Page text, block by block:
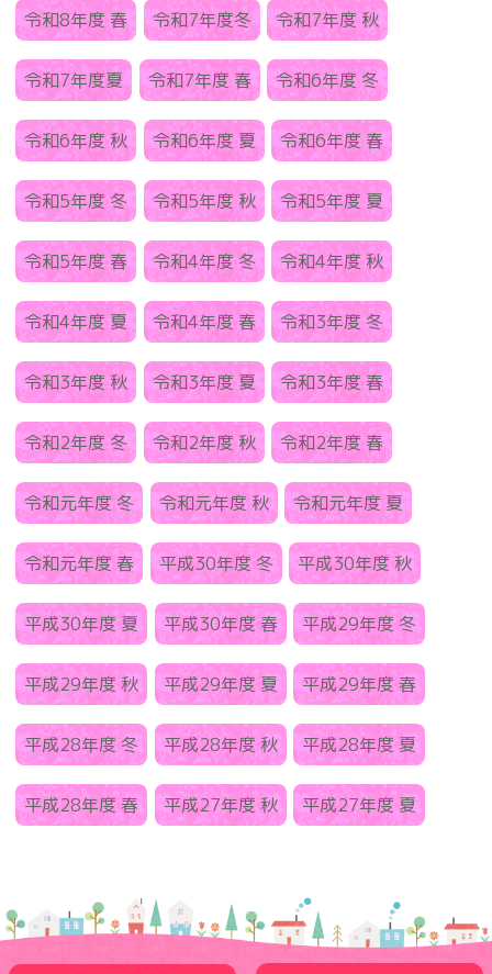
令和8年度 春 令和7年度冬 令和7年度 秋
令和7年度夏 令和7年度 春 令和6年度 冬
令和6年度 秋 令和6年度 夏 令和6年度 春
令和5年度 冬 令和5年度 秋 令和5年度 夏
令和5年度 春 令和4年度 冬 令和4年度 秋
令和4年度 夏 令和4年度 春 令和3年度 冬
令和3年度 秋 令和3年度 夏 令和3年度 春
令和2年度 冬 令和2年度 秋 令和2年度 春
令和元年度 冬 令和元年度 秋 令和元年度 夏
令和元年度 春 平成30年度 冬 平成30年度 秋
平成30年度 夏 平成30年度 春 平成29年度 冬
平成29年度 秋 平成29年度 夏 平成29年度 春
平成28年度 冬 平成28年度 秋 平成28年度 夏
平成28年度 春 平成27年度 秋 平成27年度 夏